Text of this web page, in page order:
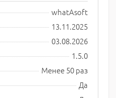
whatAsoft
13.11.2025
03.08.2026
1.5.0
Менее 50 раз
Да